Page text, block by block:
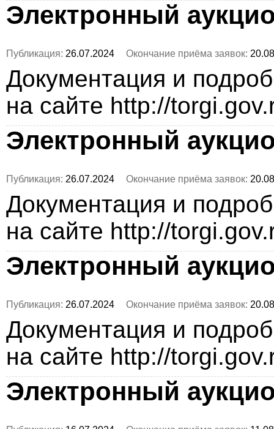
Электронный
Публикация: 26.07.2024 Окончание приёма заявок:
Документация и
на сайте http://
Электронный
Публикация: 26.07.2024 Окончание приёма заявок:
Документация и
на сайте http://
Электронный
Публикация: 26.07.2024 Окончание приёма заявок:
Документация и
на сайте http://
Электронный